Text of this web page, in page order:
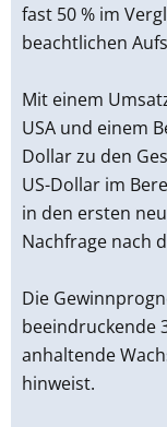
fast 50 % im
beachtlichen
Mit einem
USA und einem
Dollar zu den
US-Dollar im
in den ersten
Nachfrage nach
Die
beeindruckende
anhaltende
hinweist.